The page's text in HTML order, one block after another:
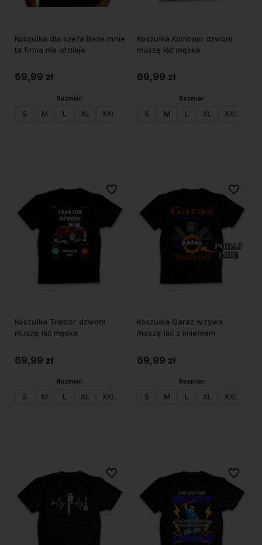
Koszulka dla szefa Beze mnie
ta firma nie istnieje
69,99 zł
Rozmiar:
S M L XL XXL
Koszulka Kombajn dzwoni
muszę iść męska
69,99 zł
Rozmiar:
S M L XL XXL
Koszulka Traktor dzwoni
muszę iść męska
69,99 zł
Rozmiar:
S M L XL XXL
Do ulubionych
Koszulka Garaż wzywa
muszę iść z imieniem
69,99 zł
Rozmiar:
S M L XL XXL
Do
Do ulubionych Do